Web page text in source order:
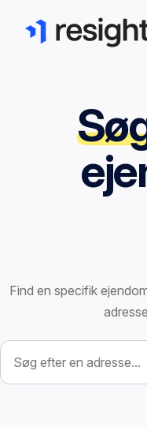
Find en specifik
Søg efter ejendom